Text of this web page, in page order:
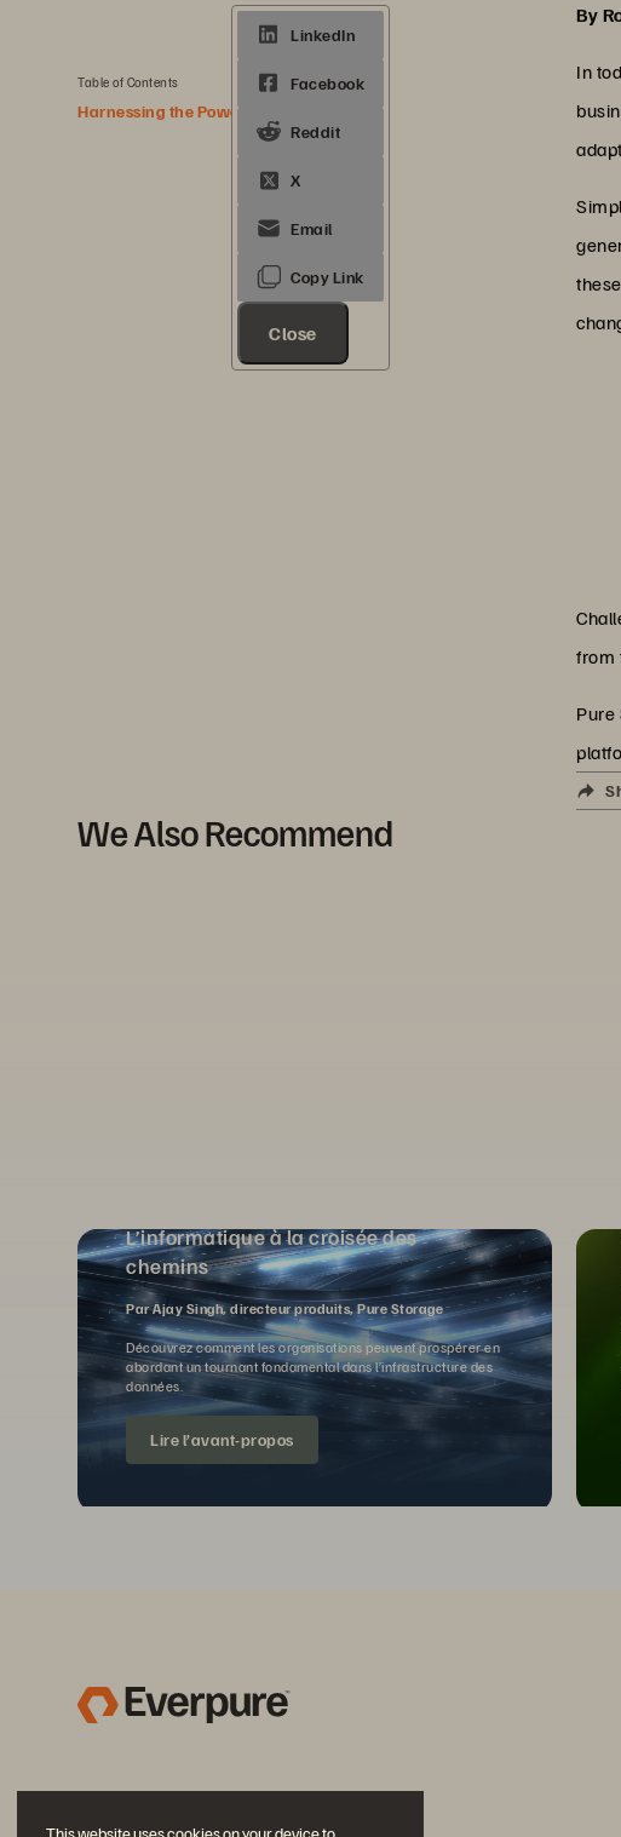
Close
Table of Contents
Harnessing the Power of AI
By
In
from
Pure
We Also Recommend
L’informatique à la croisée des
chemins
Par Ajay Singh, directeur produits, Pure Storage
Découvrez comment les organisations peuvent prospérer en
abordant un tournant fondamental dans l’infrastructure des
données.
Lire l’avant-propos